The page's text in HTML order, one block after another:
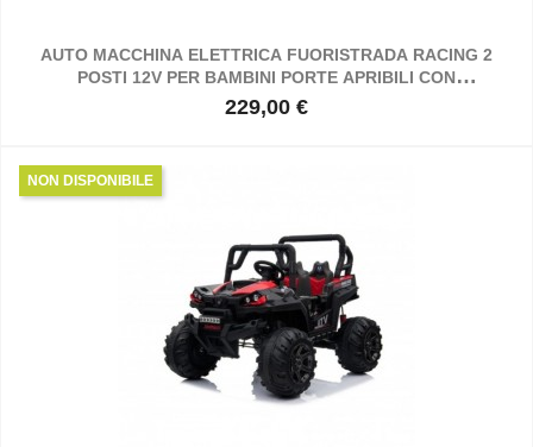
AUTO MACCHINA ELETTRICA FUORISTRADA RACING 2
POSTI 12V PER BAMBINI PORTE APRIBILI CON
TELECOMANDO (BIANCA)
Prezzo
229,00 €
NON DISPONIBILE